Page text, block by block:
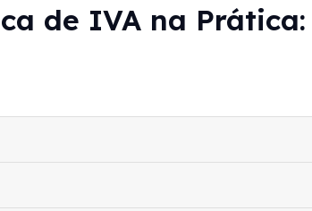
de IVA na